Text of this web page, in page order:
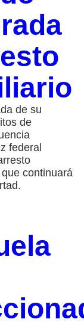
de su
de
federal
continuará